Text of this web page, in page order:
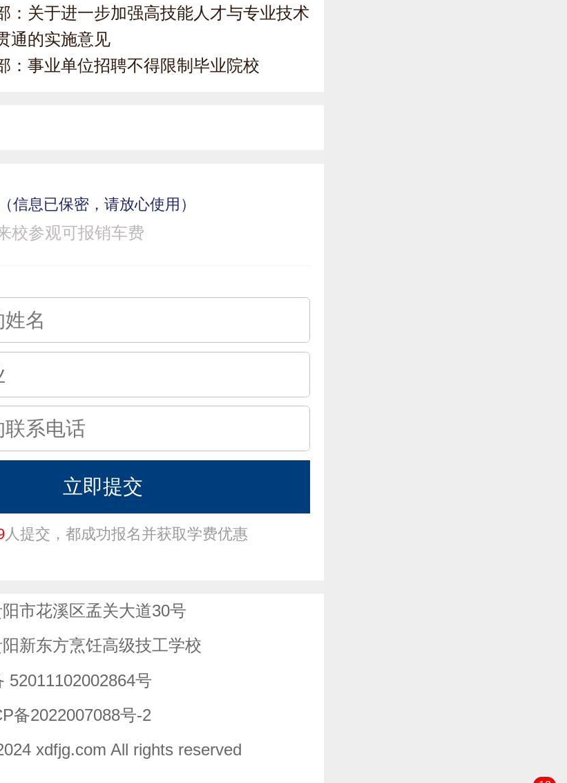
：关于进一步加强高技能人才与专业技术
通的实施意见
：事业单位招聘不得限制毕业院校
（信息已保密，请放心使用）
校参观可报销车费
立即提交
人提交，都成功报名并获取学费优惠
市花溪区孟关大道30号
新东方烹饪高级技工学校
52011102002864号
备2022007088号-2
xdfjg.com All rights reserved